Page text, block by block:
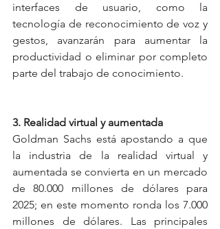
interfaces de usuario, como la
tecnología de reconocimiento de voz y
gestos, avanzarán para aumentar la
productividad o eliminar por completo
parte del trabajo de conocimiento.
3. Realidad virtual y aumentada
Goldman Sachs está apostando a que
la industria de la realidad virtual y
aumentada se convierta en un mercado
de 80.000 millones de dólares para
2025; en este momento ronda los 7.000
millones de dólares. Las principales